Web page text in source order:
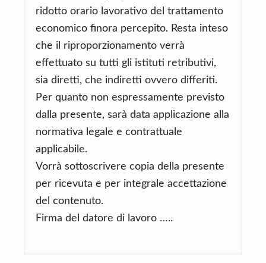
ridotto orario lavorativo del trattamento
economico finora percepito. Resta inteso
che il riproporzionamento verrà
effettuato su tutti gli istituti retributivi,
sia diretti, che indiretti ovvero differiti.
Per quanto non espressamente previsto
dalla presente, sarà data applicazione alla
normativa legale e contrattuale
applicabile.
Vorrà sottoscrivere copia della presente
per ricevuta e per integrale accettazione
del contenuto.
Firma del datore di lavoro …..